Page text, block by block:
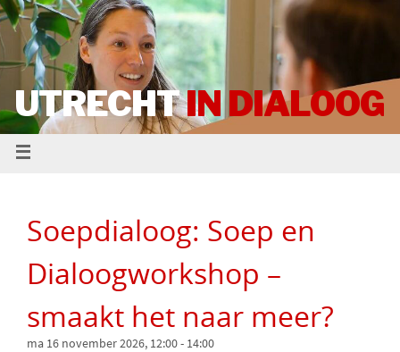
UTRECHTIN DIALOOG
Soepdialoog: Soep en
Dialoogworkshop –
smaakt het naar meer?
ma 16 november 2026, 12:00- 14:00